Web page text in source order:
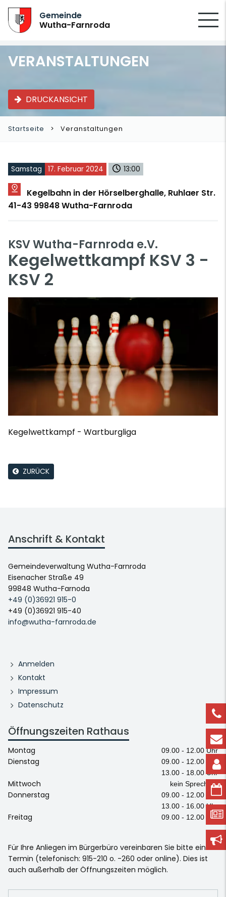
Gemeinde
Wutha-Farnroda
VERANSTALTUNGEN
DRUCKANSICHT
Startseite Veranstaltungen
Samstag 17. Februar 2024 13:00
Kegelbahn in der Hörselberghalle, Ruhlaer Str.
41-43 99848 Wutha-Farnroda
KSV Wutha-Farnroda e.V.
Kegelwettkampf KSV 3 -
KSV 2
Kegelwettkampf - Wartburgliga
ZURÜCK
Anschrift & Kontakt
Gemeindeverwaltung Wutha-Farnroda
Eisenacher Straße 49
99848 Wutha-Farnoda
+49 (0)36921 915-0
+49 (0)36921 915-40
info@wutha-farnroda.de
Anmelden
Kontakt
Impressum
Datenschutz
Öffnungszeiten Rathaus
Montag 09.00 - 12.00 Uhr
Dienstag
09.00 - 12.00 Uhr
13.00 - 18.00 Uhr
Mittwoch kein Sprechtag
Donnerstag
09.00 - 12.00 Uhr
13.00 - 16.00 Uhr
Freitag 09.00 - 12.00 Uhr
Für Ihre Anliegen im Bürgerbüro vereinbaren Sie bitte einen
Termin (telefonisch: 915-210 o. -260 oder online). Dies ist
auch außerhalb der Öffnungszeiten möglich.